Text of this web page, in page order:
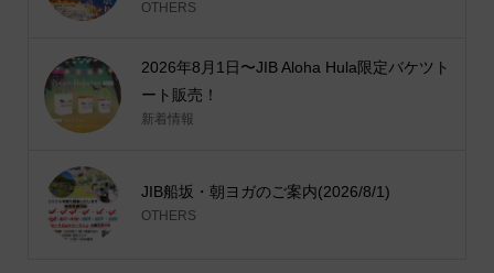
OTHERS
2026年8月1日〜JIB Aloha Hula限定バケツト
ート販売！
新着情報
JIB船坂・朝ヨガのご案内(2026/8/1)
OTHERS